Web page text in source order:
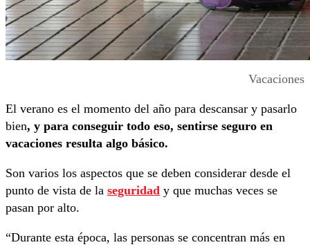
Vacaciones
El verano es el momento del año para descansar y pasarlo
bien, y para conseguir todo eso, sentirse seguro en
vacaciones resulta algo básico.
Son varios los aspectos que se deben considerar desde el
punto de vista de la seguridad y que muchas veces se
pasan por alto.
“Durante esta época, las personas se concentran más en